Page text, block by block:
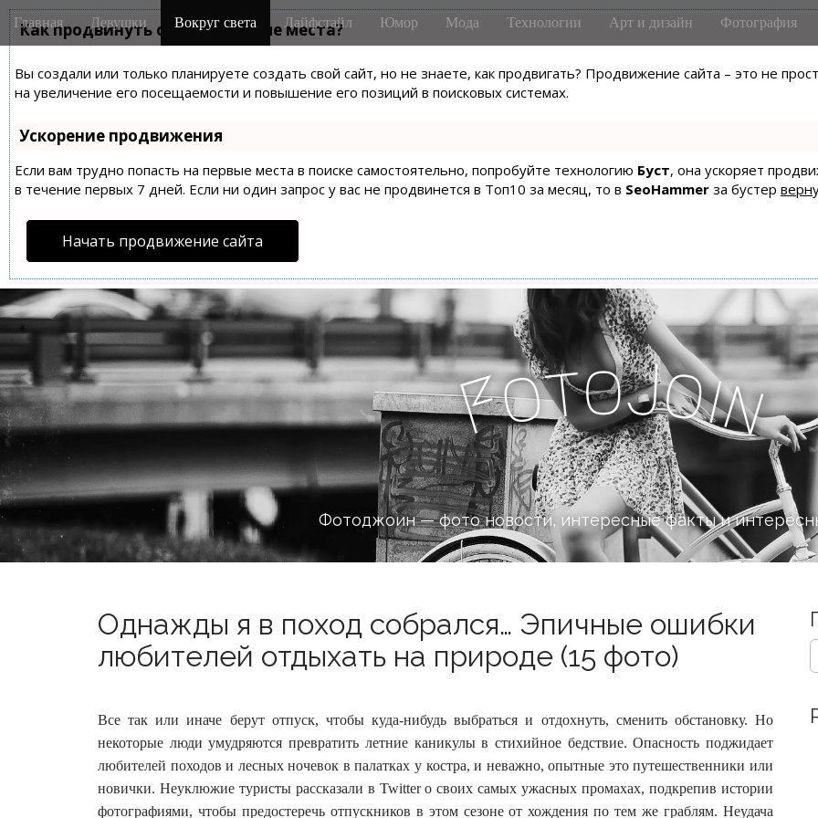
Как продвинуть сайт на первые места?
Вы создали или только планируете создать свой сайт, но не знаете, как продвигать? Продвижение сайта – это не
на увеличение его посещаемости и повышение его позиций в поисковых системах.
Ускорение продвижения
Если вам трудно попасть на первые места в поиске самостоятельно, попробуйте технологию Буст, она ускоряет
в течение первых 7 дней. Если ни один запрос у вас не продвинется в Топ10 за месяц, то в SeoHammer за бустер
Начать продвижение сайта
M
a
n
m
e
n
u
i
Главная Девушки Вокруг света Лайфстайл Юмор Мода Технологии Арт и дизайн Фотография
FotoJoi
n
Фотоджоин — фото новости, интересные факты и
Однажды я в поход собрался… Эпичные ошибки
любителей отдыхать на природе (15 фото)
Все так или иначе берут отпуск, чтобы куда-нибудь выбраться и отдохнуть, сменить обстановку. Но
некоторые люди умудряются превратить летние каникулы в стихийное бедствие.Опасность поджидает
любителей походов и лесных ночевок в палатках у костра, и неважно, опытные это путешественники или
новички. Неуклюжие туристы рассказали в Twitter о своих самых ужасных промахах, подкрепив истории
фотографиями, чтобы предостеречь отпускников в этом сезоне от хождения по тем же граблям. Неудача
S
e
c